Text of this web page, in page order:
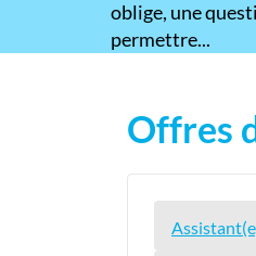
oblige, une
permettre...
Offres